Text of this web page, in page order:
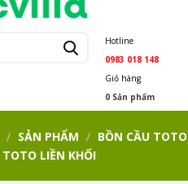
Hotline
0983 018 148
Giỏ hàng
0 Sản phẩm
SẢN PHẨM
BỒN CẦU TOTO
TOTO LIỀN KHỐI